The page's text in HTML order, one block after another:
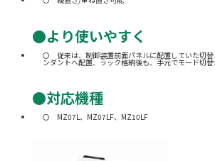
●より使いやすく
従来は、制御装置前面パネルに配置していた切
ンダントへ配置、ラック格納後も、手元でモード切替
●対応機種
MZ07L、MZ07LF、MZ10LF